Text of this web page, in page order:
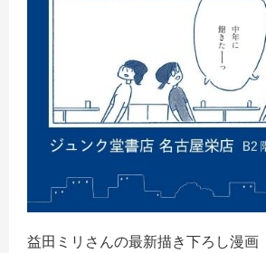
益田ミリさんの最新描き下ろし漫画